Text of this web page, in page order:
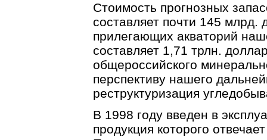
Стоимость прогнозных
составляет почти 145 млрд.
прилегающих акваторий
составляет 1,71 трлн.
общероссийского
перспективу нашего
реструктуризация
В 1998 году введен в
продукция которого